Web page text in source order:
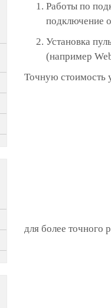
Работы по
подключение
Установка
(например
Точную стоимость
для более точного